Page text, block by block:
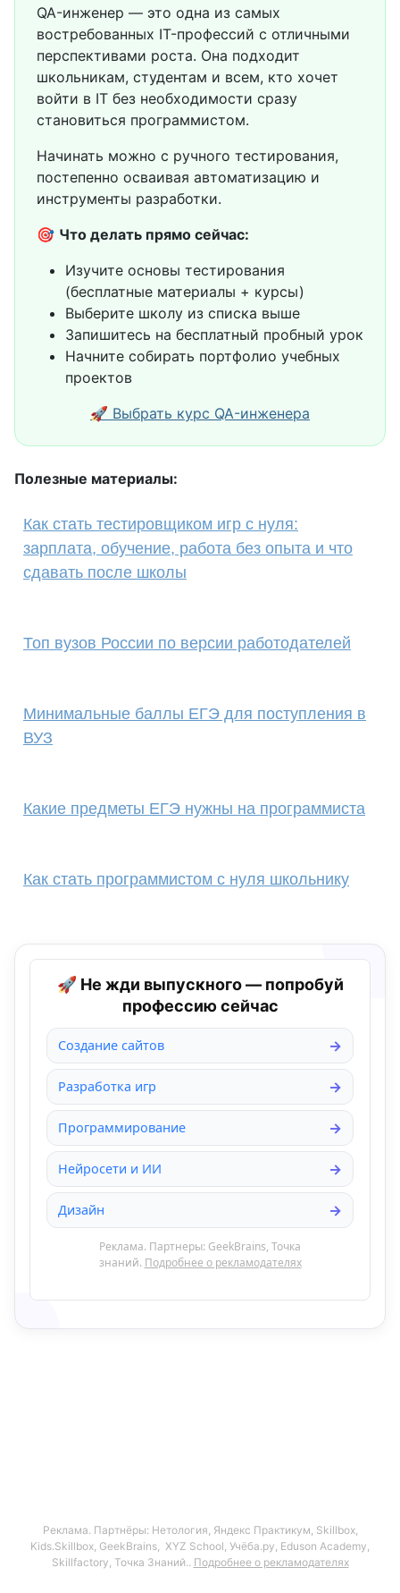
QA-инженер — это одна из самых
востребованных IT-профессий с отличными
перспективами роста. Она подходит
школьникам, студентам и всем, кто хочет
войти в IT без необходимости сразу
становиться программистом.
Начинать можно с ручного тестирования,
постепенно осваивая автоматизацию и
инструменты разработки.
🎯 Что делать прямо сейчас:
Изучите основы тестирования
(бесплатные материалы + курсы)
Выберите школу из списка выше
Запишитесь на бесплатный пробный урок
Начните собирать портфолио учебных
проектов
🚀 Выбрать курс QA-инженера
Полезные материалы:
Как стать тестировщиком игр с нуля:
зарплата, обучение, работа без опыта и что
сдавать после школы
Топ вузов России по версии работодателей
Минимальные баллы ЕГЭ для поступления в
ВУЗ
Какие предметы ЕГЭ нужны на программиста
Как стать программистом с нуля школьнику
🚀 Не жди выпускного — попробуй
профессию сейчас
Создание сайтов
Разработка игр
Программирование
Нейросети и ИИ
Дизайн
Реклама. Партнеры: GeekBrains, Точка
знаний. Подробнее о рекламодателях
Реклама. Партнёры: Нетология, Яндекс Практикум, Skillbox,
Kids.Skillbox, GeekBrains, XYZ School, Учёба.ру, Eduson Academy,
Skillfactory, Точка Знаний.. Подробнее о рекламодателях